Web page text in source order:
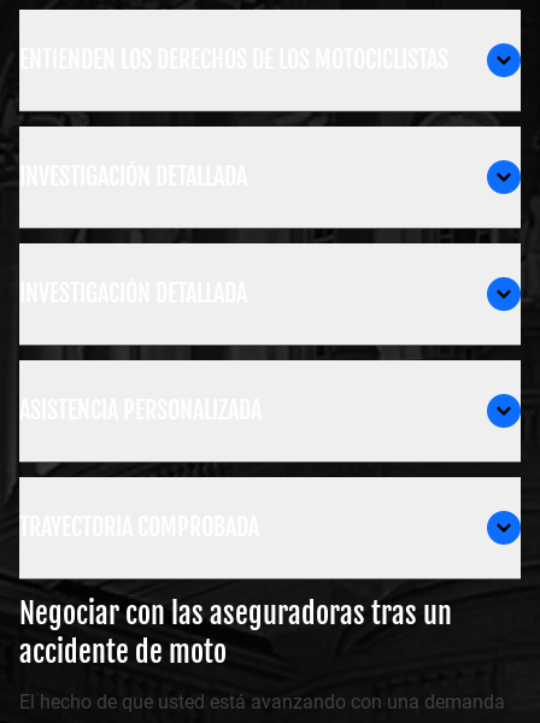
Negociar con las aseguradoras tras un
accidente de moto
El hecho de que usted está avanzando con una demanda